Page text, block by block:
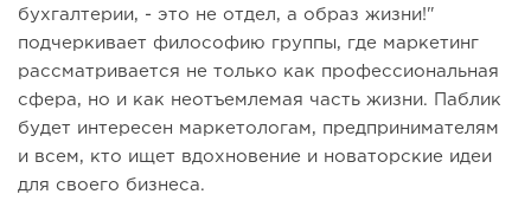
бухгалтерии, - это не отдел, а образ жизни!"
подчеркивает философию группы, где маркетинг
рассматривается не только как профессиональная
сфера, но и как неотъемлемая часть жизни. Паблик
будет интересен маркетологам, предпринимателям
и всем, кто ищет вдохновение и новаторские идеи
для своего бизнеса.